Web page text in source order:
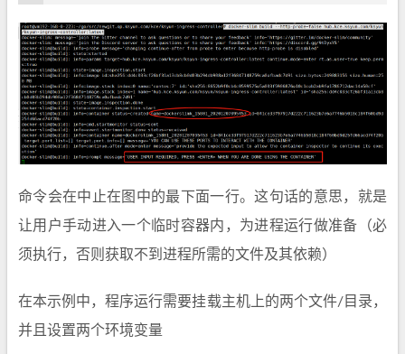
命令会在中止在图中的最下面一行。这句话的意思，就是
让用户手动进入一个临时容器内，为进程运行做准备（必
须执行，否则获取不到进程所需的文件及其依赖）
在本示例中，程序运行需要挂载主机上的两个文件/目录，
并且设置两个环境变量